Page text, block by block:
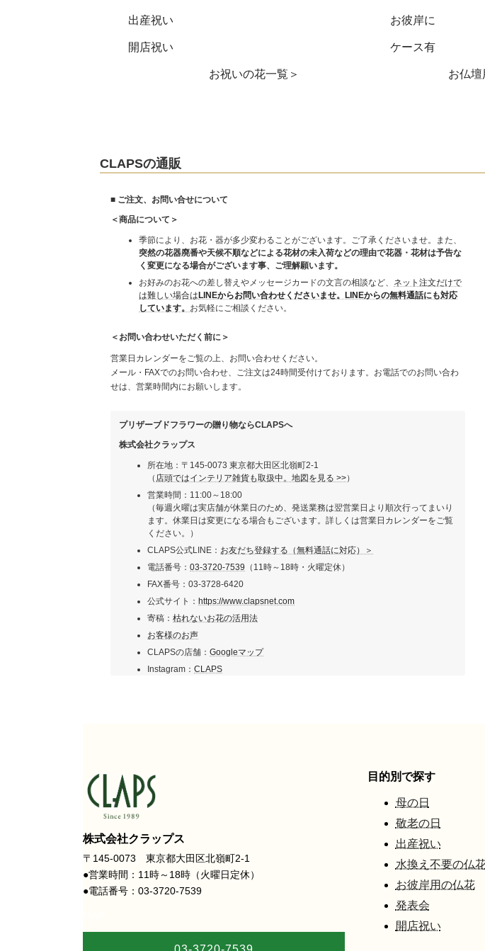
出産祝い
開店祝い
お祝いの花一覧＞
お彼岸に
ケース有
お仏壇
CLAPSの通販
■ ご注文、お問い合せについて
＜商品について＞
季節により、お花・器が多少変わることがございます。ご了承くださいませ。また、
突然の花器廃番や天候不順などによる花材の未入荷などの理由で花器・花材は予告な
く変更になる場合がございます事、ご理解願います。
お好みのお花への差し替えやメッセージカードの文言の相談など、 ネット注文だけで
は難しい場合はLINEからお問い合わせくださいませ。LINEからの無料通話にも対応
しています。 お気軽にご相談ください。
＜お問い合わせいただく前に＞
営業日カレンダーをご覧の上、お問い合わせください。
メール・FAXでのお問い合わせ、ご注文は24時間受付けております。お電話でのお問い合わ
せは、営業時間内にお願いします。
プリザーブドフラワーの贈り物ならCLAPSへ
株式会社クラップス
所在地：〒145-0073 東京都大田区北嶺町2-1
（ 店頭ではインテリア雑貨も取扱中。地図を見る >>）
営業時間：11:00～18:00
（毎週火曜は実店舗が休業日のため、発送業務は翌営業日より順次行ってまいり
ます。休業日は変更になる場合もございます。詳しくは営業日カレンダーをご覧
ください。）
CLAPS公式LINE： お友だち登録する（無料通話に対応）＞
電話番号： 03-3720-7539 （11時～18時・火曜定休）
FAX番号：03-3728-6420
公式サイト： https://www.clapsnet.com
寄稿： 枯れないお花の活用法
お客様のお声
CLAPSの店舗： Googleマップ
Instagram： CLAPS
株式会社クラップス
〒145-0073 東京都大田区北嶺町2-1
●営業時間：11時～18時（火曜日定休）
●電話番号：03-3720-7539
目的別で探す
母の日
敬老の日
出産祝い
水換え不要の仏
お彼岸用の仏花
発表会
開店祝い